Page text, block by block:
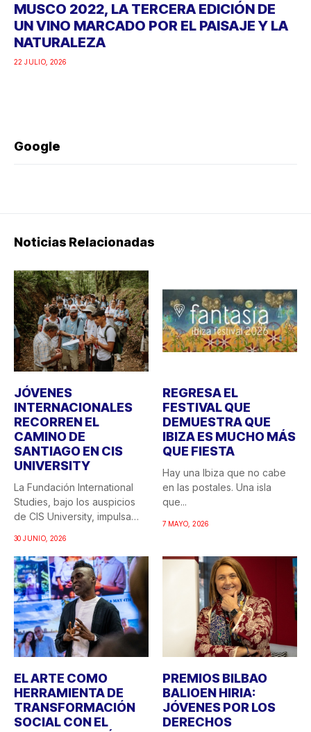
MUSCO 2022, LA TERCERA EDICIÓN DE
UN VINO MARCADO POR EL PAISAJE Y LA
NATURALEZA
22 JULIO, 2026
Google
Noticias Relacionadas
JÓVENES
INTERNACIONALES
RECORREN EL
CAMINO DE
SANTIAGO EN CIS
UNIVERSITY
La Fundación International
Studies, bajo los auspicios
de CIS University, impulsa
30 JUNIO, 2026
REGRESA EL
FESTIVAL QUE
DEMUESTRA QUE
IBIZA ES MUCHO MÁS
QUE FIESTA
Hay una Ibiza que no cabe
en las postales. Una isla
que...
7 MAYO, 2026
EL ARTE COMO
HERRAMIENTA DE
TRANSFORMACIÓN
SOCIAL CON EL
PREMIOS BILBAO
BALIOEN HIRIA:
JÓVENES POR LOS
DERECHOS